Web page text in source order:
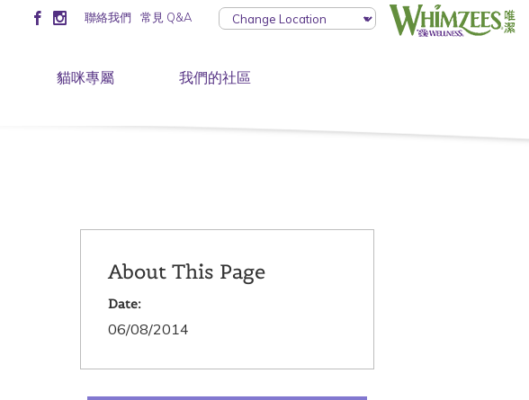
聯絡我們 常見 Q&A
貓咪專屬 我們的社區
About This Page
Date:
06/08/2014